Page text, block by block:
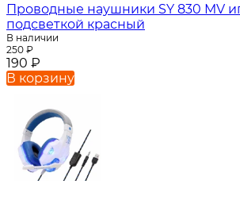
Проводные наушники SY 830 MV
подсветкой красный
В наличии
250 ₽
190 ₽
В корзину